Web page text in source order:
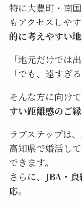
特に大豊町・南
もアクセスしや
的に考えやすい
「地元だけでは
「でも、遠すぎ
そんな方に向けて
すい距離感のご縁
ラブステップは
高知県で婚活し
できます。
さらに、 JBA・
応。